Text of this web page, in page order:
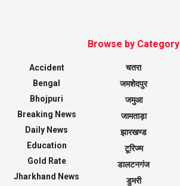
Browse by Category
Accident
Bengal
Bhojpuri
Breaking News
Daily News
Education
Gold Rate
Jharkhand News
चतरा
जमशेदपुर
जमुआ
जामताड़ा
झारखण्ड
टूरिज्म
डालटनगंज
डुमरी